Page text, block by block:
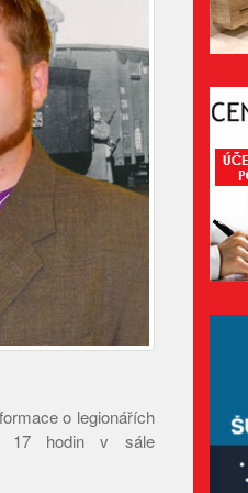
o legionářích
17 hodin v sále